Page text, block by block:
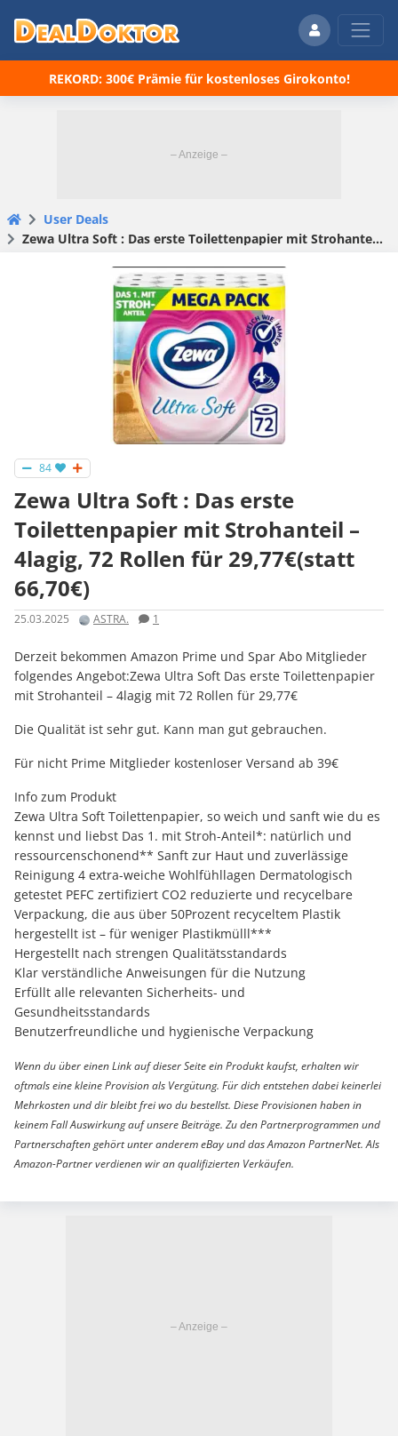
REKORD: 300€ Prämie für kostenloses Girokonto!
User Deals
Zewa Ultra Soft : Das erste Toilettenpapier mit Strohanteil – 4lagig, 72 Rollen für 29,77€(statt 66,70€)
84
Zewa Ultra Soft : Das erste
Toilettenpapier mit Strohanteil –
4lagig, 72 Rollen für 29,77€(statt
66,70€)
25.03.2025 ASTRA. 1
Derzeit bekommen Amazon Prime und Spar Abo Mitglieder
folgendes Angebot:Zewa Ultra Soft Das erste Toilettenpapier
mit Strohanteil – 4lagig mit 72 Rollen für 29,77€
Die Qualität ist sehr gut. Kann man gut gebrauchen.
Für nicht Prime Mitglieder kostenloser Versand ab 39€
Info zum Produkt
Zewa Ultra Soft Toilettenpapier, so weich und sanft wie du es
kennst und liebst Das 1. mit Stroh-Anteil*: natürlich und
ressourcenschonend** Sanft zur Haut und zuverlässige
Reinigung 4 extra-weiche Wohlfühllagen Dermatologisch
getestet PEFC zertifiziert CO2 reduzierte und recycelbare
Verpackung, die aus über 50Prozent recyceltem Plastik
hergestellt ist – für weniger Plastikmülll***
Hergestellt nach strengen Qualitätsstandards
Klar verständliche Anweisungen für die Nutzung
Erfüllt alle relevanten Sicherheits- und
Gesundheitsstandards
Benutzerfreundliche und hygienische Verpackung
Wenn du über einen Link auf dieser Seite ein Produkt kaufst, erhalten wir
oftmals eine kleine Provision als Vergütung. Für dich entstehen dabei keinerlei
Mehrkosten und dir bleibt frei wo du bestellst. Diese Provisionen haben in
keinem Fall Auswirkung auf unsere Beiträge. Zu den Partnerprogrammen und
Partnerschaften gehört unter anderem eBay und das Amazon PartnerNet. Als
Amazon-Partner verdienen wir an qualifizierten Verkäufen.